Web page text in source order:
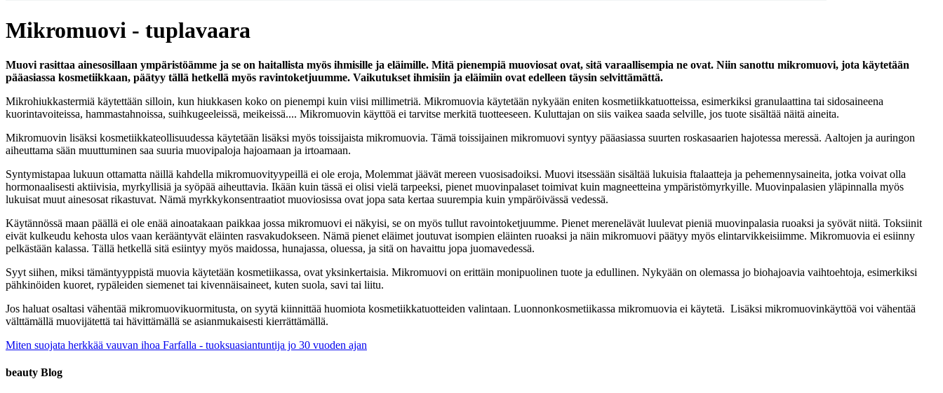
Mikromuovi - tuplavaara
Muovi rasittaa ainesosillaan ympäristöämme ja se on haitallista myös ihmisille ja eläimille. Mitä pienempiä muoviosat ovat, sitä varaallisempia ne ovat. Niin sanottu mikromuovi, jota käytetään
pääasiassa kosmetiikkaan, päätyy tällä hetkellä myös ravintoketjuumme. Vaikutukset ihmisiin ja eläimiin ovat edelleen täysin selvittämättä.
Mikrohiukkastermiä käytettään silloin, kun hiukkasen koko on pienempi kuin viisi millimetriä. Mikromuovia käytetään nykyään eniten kosmetiikkatuotteissa, esimerkiksi granulaattina tai sidosaineena
kuorintavoiteissa, hammastahnoissa, suihkugeeleissä, meikeissä.... Mikromuovin käyttöä ei tarvitse merkitä tuotteeseen. Kuluttajan on siis vaikea saada selville, jos tuote sisältää näitä aineita.
Mikromuovin lisäksi kosmetiikkateollisuudessa käytetään lisäksi myös toissijaista mikromuovia. Tämä toissijainen mikromuovi syntyy pääasiassa suurten roskasaarien hajotessa meressä. Aaltojen ja auringon
aiheuttama sään muuttuminen saa suuria muovipaloja hajoamaan ja irtoamaan.
Syntymistapaa lukuun ottamatta näillä kahdella mikromuovityypeillä ei ole eroja, Molemmat jäävät mereen vuosisadoiksi. Muovi itsessään sisältää lukuisia ftalaatteja ja pehemennysaineita, jotka voivat olla
hormonaalisesti aktiivisia, myrkyllisiä ja syöpää aiheuttavia. Ikään kuin tässä ei olisi vielä tarpeeksi, pienet muovinpalaset toimivat kuin magneetteina ympäristömyrkyille. Muovinpalasien yläpinnalla myös
lukuisat muut ainesosat rikastuvat. Nämä myrkkykonsentraatiot muoviosissa ovat jopa sata kertaa suurempia kuin ympäröivässä vedessä.
Käytännössä maan päällä ei ole enää ainoatakaan paikkaa jossa mikromuovi ei näkyisi, se on myös tullut ravointoketjuumme. Pienet merenelävät luulevat pieniä muovinpalasia ruoaksi ja syövät niitä. Toksiinit
eivät kulkeudu kehosta ulos vaan kerääntyvät eläinten rasvakudokseen. Nämä pienet eläimet joutuvat isompien eläinten ruoaksi ja näin mikromuovi päätyy myös elintarvikkeisiimme. Mikromuovia ei esiinny
pelkästään kalassa. Tällä hetkellä sitä esiintyy myös maidossa, hunajassa, oluessa, ja sitä on havaittu jopa juomavedessä.
Syyt siihen, miksi tämäntyyppistä muovia käytetään kosmetiikassa, ovat yksinkertaisia. Mikromuovi on erittäin monipuolinen tuote ja edullinen. Nykyään on olemassa jo biohajoavia vaihtoehtoja, esimerkiksi
pähkinöiden kuoret, rypäleiden siemenet tai kivennäisaineet, kuten suola, savi tai liitu.
Jos haluat osaltasi vähentää mikromuovikuormitusta, on syytä kiinnittää huomiota kosmetiikkatuotteiden valintaan. Luonnonkosmetiikassa mikromuovia ei käytetä. Lisäksi mikromuovinkäyttöä voi vähentää
välttämällä muovijätettä tai hävittämällä se asianmukaisesti kierrättämällä.
Miten suojata herkkää vauvan ihoa Farfalla - tuoksuasiantuntija jo 30 vuoden ajan
beauty Blog